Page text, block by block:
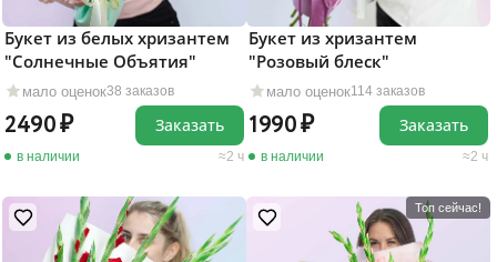
мало оценок38 заказов
Букет из белых хризантем
"Солнечные Объятия"
2490
в наличии 2 ч
Заказать
мало оценок114 заказов
Букет из хризантем
"Розовый блеск"
1990
в наличии 2 ч
Заказать
Топ сейчас!